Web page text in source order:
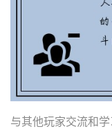
与其他玩家交流和